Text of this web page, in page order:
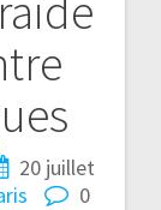
20 juillet
0